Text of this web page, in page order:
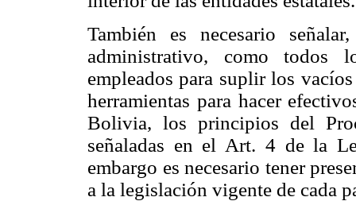
También es necesario
administrativo, como todos
empleados para suplir los
herramientas para hacer
Bolivia, los principios del
señaladas en el Art. 4 de la
embargo es necesario tener
a la legislación vigente de cada